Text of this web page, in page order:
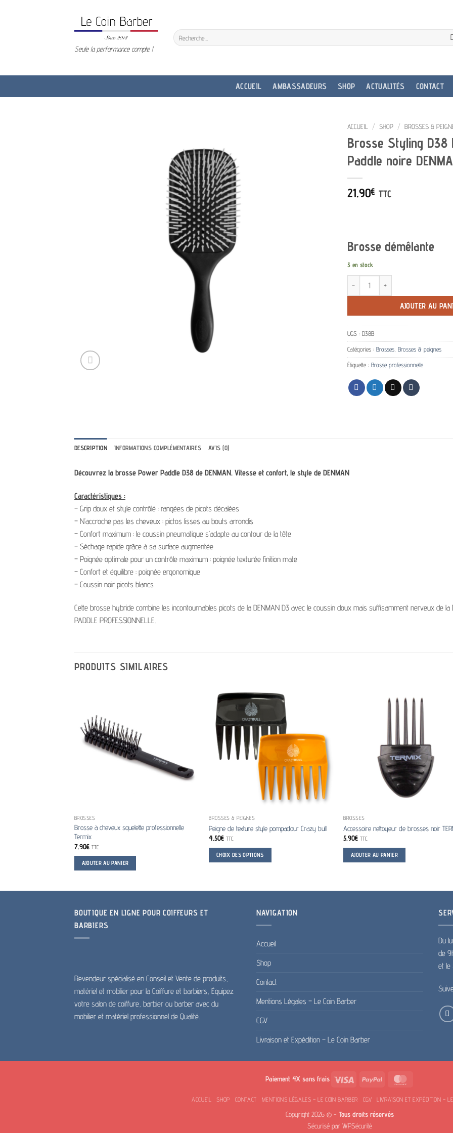
Seule la performance compte !
Recherche
pour :
ACCUEIL AMBASSADEURS SHOP ACTUALITÉS CONTACT
ACCUEIL / SHOP / BROSSES &
Brosse Styling D38
Paddle noire
21.90€ TTC
Brosse démêlante
3 en stock
quantité de Brosse Styling D38 Power
AJOUTER AU
UGS : D38B
Catégories : Brosses, Brosses & peignes
Étiquette : Brosse professionnelle
DESCRIPTION INFORMATIONS COMPLÉMENTAIRES AVIS (0)
Découvrez la brosse Power Paddle D38 de DENMAN. Vitesse et confort, le style de DENMAN
Caractéristiques :
– Grip doux et style contrôlé : rangées de picots décalées
– N’accroche pas les cheveux : pictos lisses au bouts arrondis
– Confort maximum : le coussin pneumatique s’adapte au contour de la tête
– Séchage rapide grâce à sa surface augmentée
– Poignée optimale pour un contrôle maximum : poignée texturée finition mate
– Confort et équilibre : poignée ergonomique
– Coussin noir picots blancs
Cette brosse hybride combine les incontournables picots de la DENMAN D3 avec le coussin doux mais suffisamment nerveux de la
PADDLE PROFESSIONNELLE.
PRODUITS SIMILAIRES
BROSSES
Brosse à cheveux squelette professionnelle
Termix
7.90€ TTC
AJOUTER AU PANIER
BROSSES & PEIGNES
Peigne de texture style pompadour Crazy bull
4.50€ TTC
CHOIX DES OPTIONS
a
sur
la
page
BROSSES
Accessoire nettoyeur de brosses noir
5.90€ TTC
AJOUTER AU PANIER
BOUTIQUE EN LIGNE POUR COIFFEURS ET
BARBIERS
Revendeur spécialisé en Conseil et Vente de produits,
matériel et mobilier pour la Coiffure et barbiers, Équipez
votre salon de coiffure, barbier ou barber avec du
mobilier et matériel professionnel de Qualité.
NAVIGATION
Accueil
Shop
Contact
Mentions Légales – Le Coin Barber
CGV
Livraison et Expédition – Le Coin Barber
Du
de
et le
Paiement 4X sans frais Visa PayPal
ACCUEIL SHOP CONTACT MENTIONS LÉGALES – LE COIN BARBER CGV LIVRAISON ET EXPÉDITION –
Copyright 2026 © - Tous droits réservés
Sécurisé par WPSécurité